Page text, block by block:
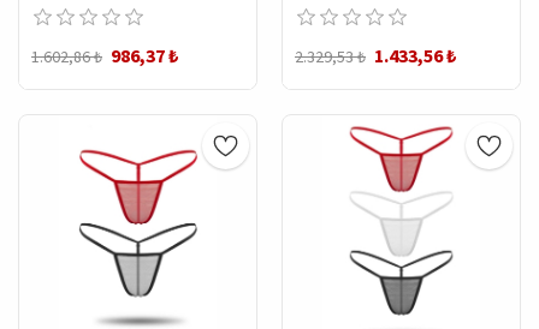
1.602,86 ₺ 986,37 ₺ 2.329,53 ₺ 1.433,56 ₺